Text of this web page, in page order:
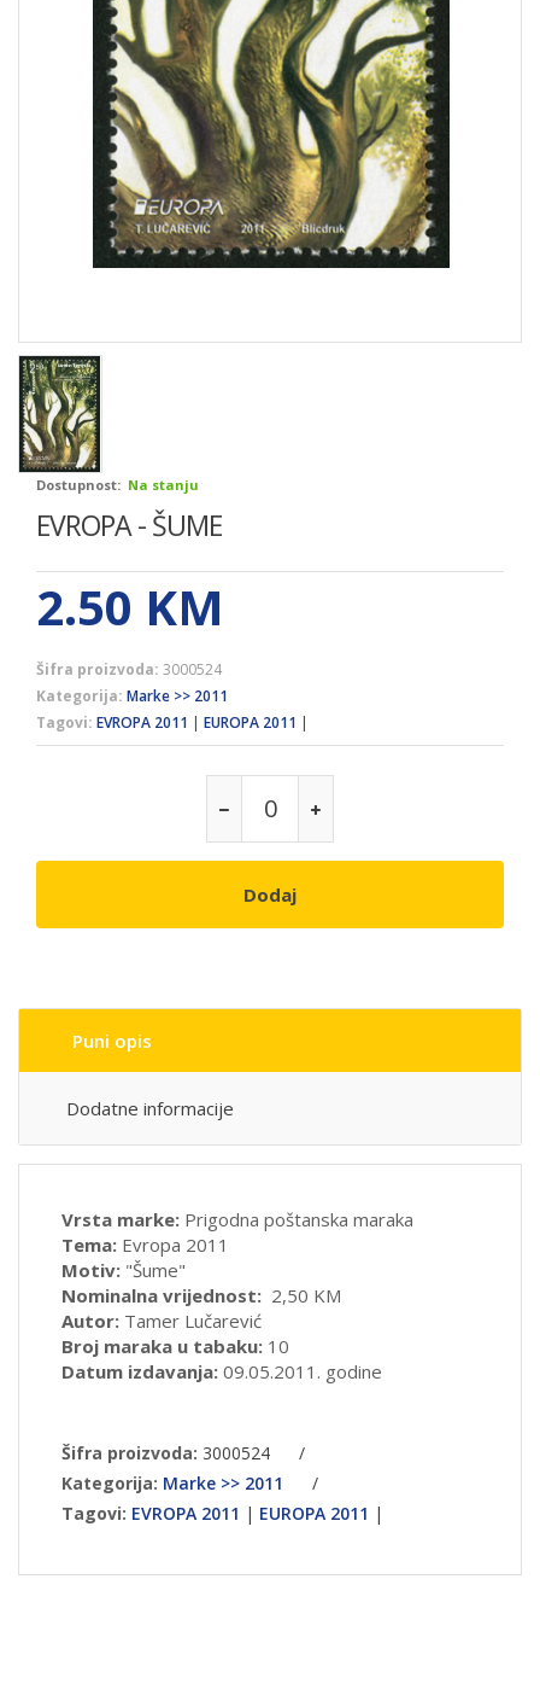
Dostupnost: Na stanju
EVROPA - ŠUME
2.50 KM
Šifra proizvoda: 3000524
Kategorija: Marke >> 2011
Tagovi: EVROPA 2011 | EUROPA 2011 |
Dodaj
Puni opis
Dodatne informacije
Vrsta marke: Prigodna poštanska maraka
Tema: Evropa 2011
Motiv: "Šume"
Nominalna vrijednost: 2,50 KM
Autor: Tamer Lučarević
Broj maraka u tabaku: 10
Datum izdavanja: 09.05.2011. godine
Šifra proizvoda: 3000524
/
Kategorija: Marke >> 2011
/
Tagovi: EVROPA 2011 | EUROPA 2011 |